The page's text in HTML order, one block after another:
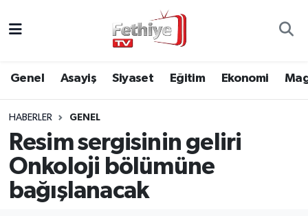
Genel Asayiş Siyaset Eğitim Ekonomi
HABERLER GENEL
Resim sergisinin geliri
Onkoloji bölümüne
bağışlanacak
Asayiş
Eğitim
Ekonomi
Muğla Hava Durumu
Muğla Namaz Vakitleri
Muğla Trafik Yoğunluk Haritası
Süper Lig Puan Durumu ve Fikstür